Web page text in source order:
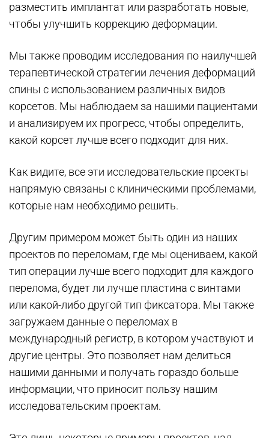
разместить имплантат или разработать новые,
чтобы улучшить коррекцию деформации.
Мы также проводим исследования по наилучшей
терапевтической стратегии лечения деформаций
спины с использованием различных видов
корсетов. Мы наблюдаем за нашими пациентами
и анализируем их прогресс, чтобы определить,
какой корсет лучше всего подходит для них.
Как видите, все эти исследовательские проекты
напрямую связаны с клиническими проблемами,
которые нам необходимо решить.
Другим примером может быть один из наших
проектов по переломам, где мы оцениваем, какой
тип операции лучше всего подходит для каждого
перелома, будет ли лучше пластина с винтами
или какой-либо другой тип фиксатора. Мы также
загружаем данные о переломах в
международный регистр, в котором участвуют и
другие центры. Это позволяет нам делиться
нашими данными и получать гораздо больше
информации, что приносит пользу нашим
исследовательским проектам.